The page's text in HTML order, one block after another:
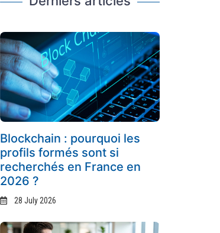
Blockchain : pourquoi les
profils formés sont si
recherchés en France en
2026 ?
28 July 2026